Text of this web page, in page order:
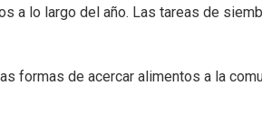
a lo largo del año. Las tareas de
formas de acercar alimentos a la